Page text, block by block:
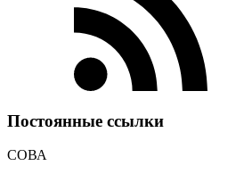
Постоянные ссылки
СОВА